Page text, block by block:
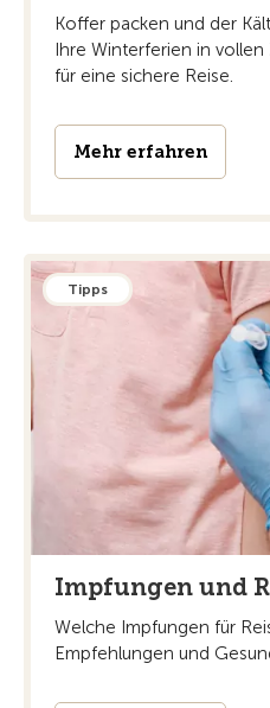
Koffer packen und der
Ihre Winterferien in
für eine sichere Reise.
Mehr erfahren
Tipps
Impfungen und
Welche Impfungen für
Empfehlungen und